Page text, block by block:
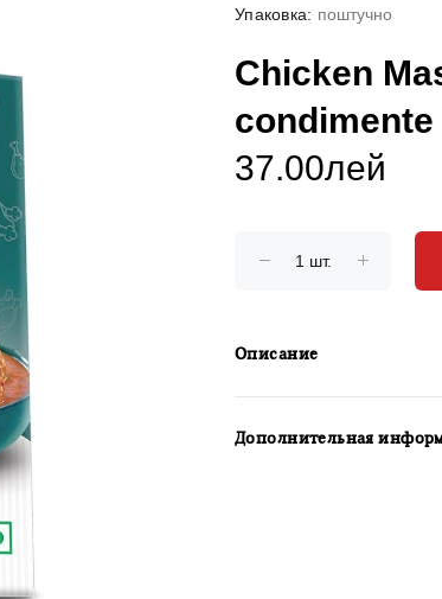
Упаковка: поштучно
Chicken
condimente
37.00лей
Описание
Дополнительная